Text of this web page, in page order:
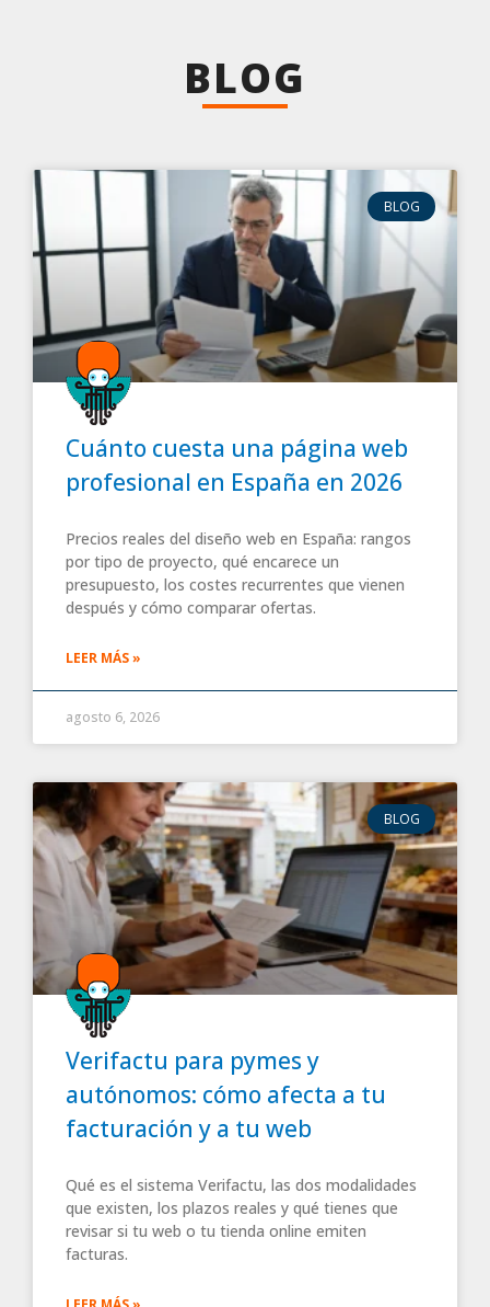
BLOG
BLOG
Cuánto cuesta una página web
profesional en España en 2026
Precios reales del diseño web en España: rangos
por tipo de proyecto, qué encarece un
presupuesto, los costes recurrentes que vienen
después y cómo comparar ofertas.
LEER MÁS »
agosto 6, 2026
BLOG
Verifactu para pymes y
autónomos: cómo afecta a tu
facturación y a tu web
Qué es el sistema Verifactu, las dos modalidades
que existen, los plazos reales y qué tienes que
revisar si tu web o tu tienda online emiten
facturas.